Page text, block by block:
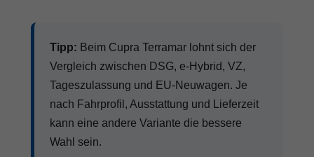
Tipp: Beim Cupra Terramar lohnt sich der
Vergleich zwischen DSG, e-Hybrid, VZ,
Tageszulassung und EU-Neuwagen. Je
nach Fahrprofil, Ausstattung und Lieferzeit
kann eine andere Variante die bessere
Wahl sein.